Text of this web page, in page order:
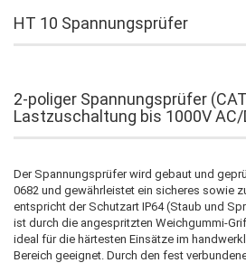
HT 10 Spannungsprüfer
2-poliger Spannungsprüfer
Lastzuschaltung bis 1000V AC/
Der Spannungsprüfer wird gebaut und
0682 und gewährleistet ein sicheres sowie
entspricht der Schutzart IP64 (Staub und
ist durch die angespritzten Weichgummi-
ideal für die härtesten Einsätze im
Bereich geeignet. Durch den fest